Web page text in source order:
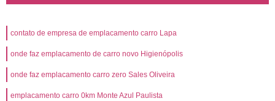
contato de empresa de emplacamento carro Lapa
onde faz emplacamento de carro novo Higienópolis
onde faz emplacamento carro zero Sales Oliveira
emplacamento carro 0km Monte Azul Paulista